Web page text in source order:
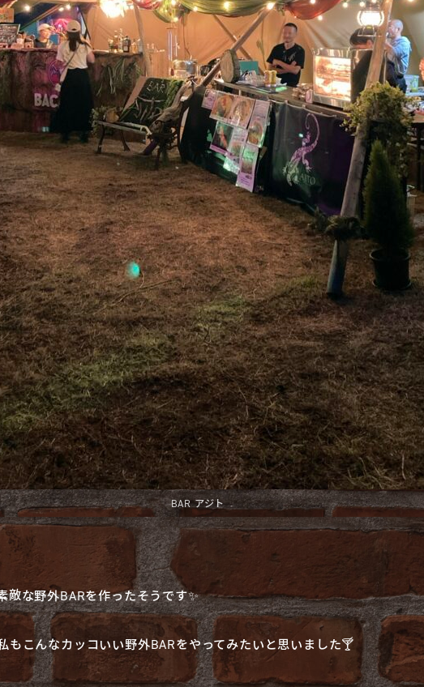
BAR アジト
敵な野外BARを作ったそうです✨
もこんなカッコいい野外BARをやってみたいと思いました🍸